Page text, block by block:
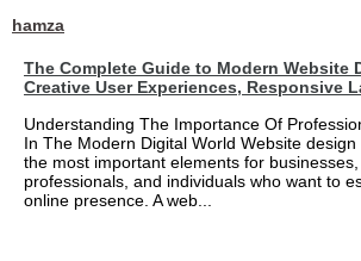
hamza
The Complete Guide to Modern Website
Creative User Experiences, Responsive
Understanding The Importance Of
In The Modern Digital World Website
the most important elements for businesses,
professionals, and individuals who want to
online presence. A web...